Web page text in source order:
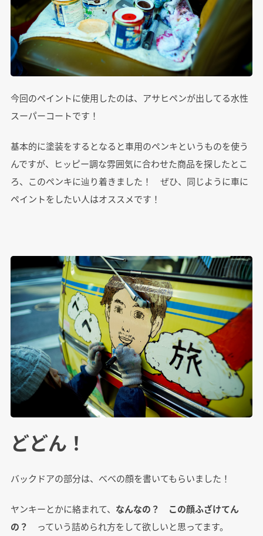
今回のペイントに使用したのは、アサヒペンが出してる水性
スーパーコートです！
基本的に塗装をするとなると車用のペンキというものを使う
んですが、ヒッピー調な雰囲気に合わせた商品を探したとこ
ろ、このペンキに辿り着きました！ ぜひ、同じように車に
ペイントをしたい人はオススメです！
どどん！
バックドアの部分は、べべの顔を書いてもらいました！
ヤンキーとかに絡まれて、 なんなの？ この顔ふざけてん
の？ っていう詰められ方をして欲しいと思ってます。